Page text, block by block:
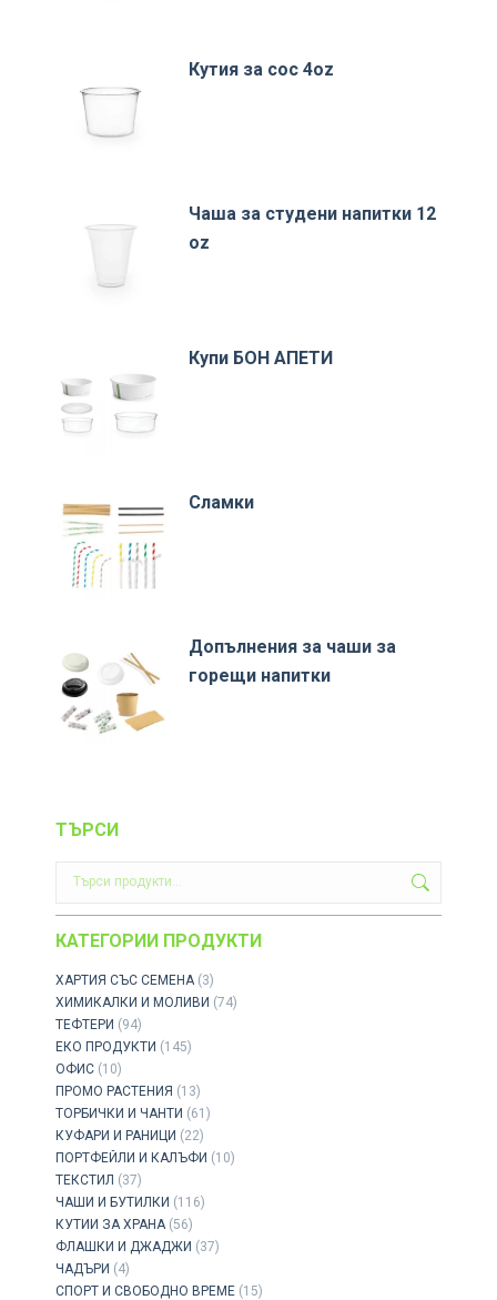
Кутия за сос 4oz
Чаша за студени напитки 12
oz
Купи БОН АПЕТИ
Сламки
Допълнения за чаши за
горещи напитки
ТЪРСИ
КАТЕГОРИИ ПРОДУКТИ
ХАРТИЯ СЪС СЕМЕНА (3)
ХИМИКАЛКИ И МОЛИВИ (74)
ТЕФТЕРИ (94)
ЕКО ПРОДУКТИ (145)
ОФИС (10)
ПРОМО РАСТЕНИЯ (13)
ТОРБИЧКИ И ЧАНТИ (61)
КУФАРИ И РАНИЦИ (22)
ПОРТФЕЙЛИ И КАЛЪФИ (10)
ТЕКСТИЛ (37)
ЧАШИ И БУТИЛКИ (116)
КУТИИ ЗА ХРАНА (56)
ФЛАШКИ И ДЖАДЖИ (37)
ЧАДЪРИ (4)
СПОРТ И СВОБОДНО ВРЕМЕ (15)